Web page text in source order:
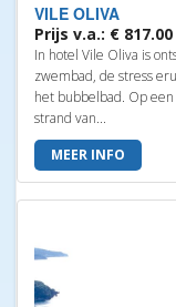
VILE OLIVA
Prijs v.a.: € 817.00
In hotel Vile Oliva is
zwembad, de stress
het bubbelbad. Op
strand van...
MEER INFO